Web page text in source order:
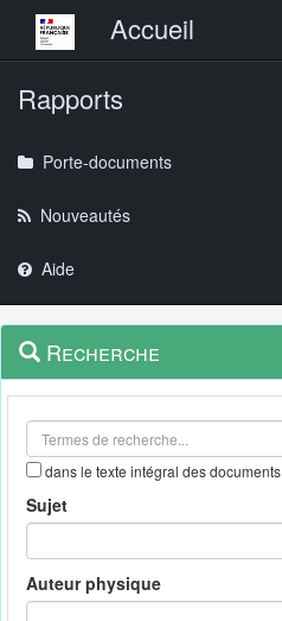
Menu principalAccueil
Rapports
Porte-documents
Nouveautés
Aide
Navigation
outils
Menu
contextuel
Recherche
dans le texte intégral des documents
Sujet
Auteur physique